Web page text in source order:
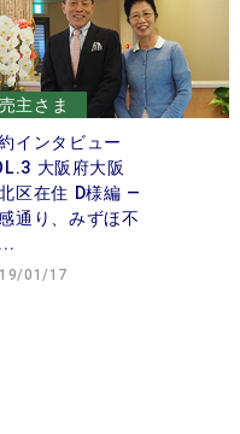
売主さま
インタビュー
大阪府大阪
区在住 D様編 —
通り、みずほ不
01/17